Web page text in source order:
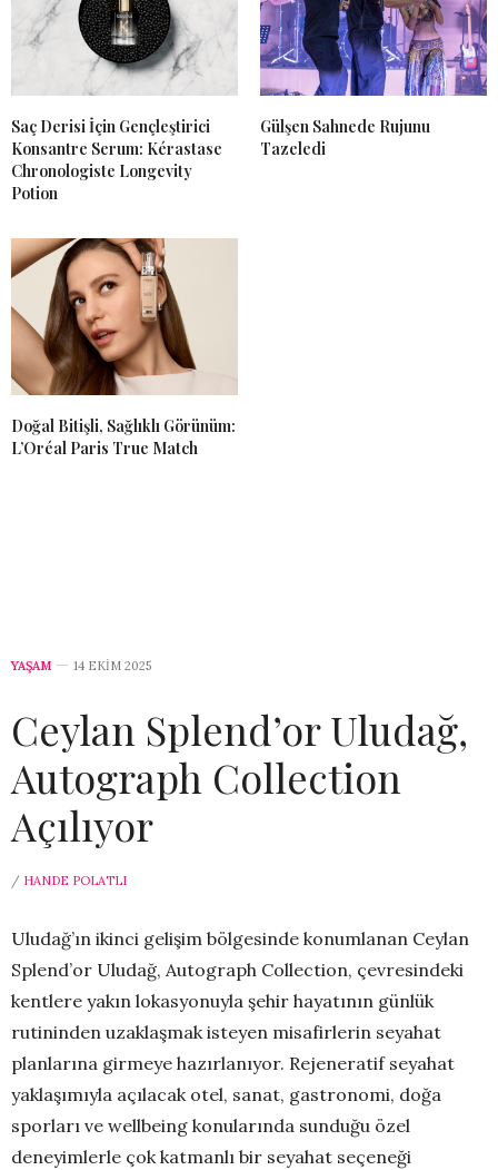
Saç Derisi İçin Gençleştirici
Konsantre Serum: Kérastase
Chronologiste Longevity
Potion
Gülşen Sahnede Rujunu
Tazeledi
Doğal Bitişli, Sağlıklı Görünüm:
L’Oréal Paris True Match
YAŞAM 14 EKIM 2025
Ceylan Splend’or Uludağ,
Autograph Collection
Açılıyor
/ HANDE POLATLI
Uludağ’ın ikinci gelişim bölgesinde konumlanan Ceylan
Splend’or Uludağ, Autograph Collection, çevresindeki
kentlere yakın lokasyonuyla şehir hayatının günlük
rutininden uzaklaşmak isteyen misafirlerin seyahat
planlarına girmeye hazırlanıyor. Rejeneratif seyahat
yaklaşımıyla açılacak otel, sanat, gastronomi, doğa
sporları ve wellbeing konularında sunduğu özel
deneyimlerle çok katmanlı bir seyahat seçeneği